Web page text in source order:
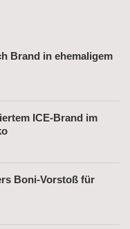
Brand in ehemaligem
ICE-Brand im
Boni-Vorstoß für